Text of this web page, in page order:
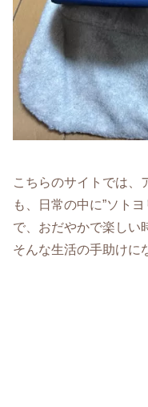
こちらのサイトでは、
も、日常の中に”ソト
で、おだやかで楽しい
そんな生活の手助けに